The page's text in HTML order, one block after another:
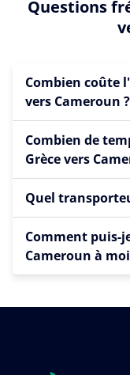
Questions
Combien coûte
vers Cameroun ?
Combien de
Grèce vers
Quel
Comment puis-
Cameroun à